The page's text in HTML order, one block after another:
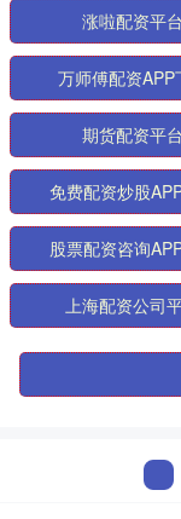
涨啦配资平台
万师傅配资APP
期货配资平台
免费配资炒股
股票配资咨询
上海配资公司